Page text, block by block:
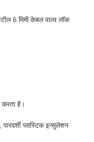
6 मिमी केबल वाल्व लॉक
करता है।
प्लास्टिक इन्सुलेशन